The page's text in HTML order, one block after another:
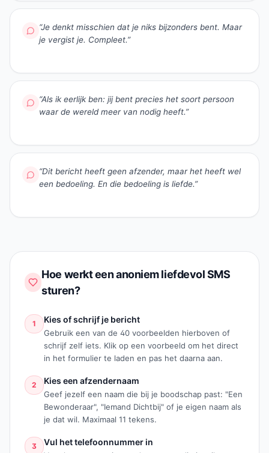
“Je denkt misschien dat je niks bijzonders bent. Maar
je vergist je. Compleet.”
“Als ik eerlijk ben: jij bent precies het soort persoon
waar de wereld meer van nodig heeft.”
“Dit bericht heeft geen afzender, maar het heeft wel
een bedoeling. En die bedoeling is liefde.”
Hoe werkt een anoniem liefdevol SMS
sturen?
1 Kies of schrijf je bericht
Gebruik een van de 40 voorbeelden hierboven of
schrijf zelf iets. Klik op een voorbeeld om het direct
in het formulier te laden en pas het daarna aan.
2 Kies een afzendernaam
Geef jezelf een naam die bij je boodschap past: "Een
Bewonderaar", "Iemand Dichtbij" of je eigen naam als
je dat wil. Maximaal 11 tekens.
3 Vul het telefoonnummer in